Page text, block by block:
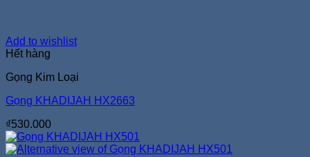
Add to wishlist
Hết hàng
Gọng Kim Loại
Gọng KHADIJAH HX2663
₫530.000